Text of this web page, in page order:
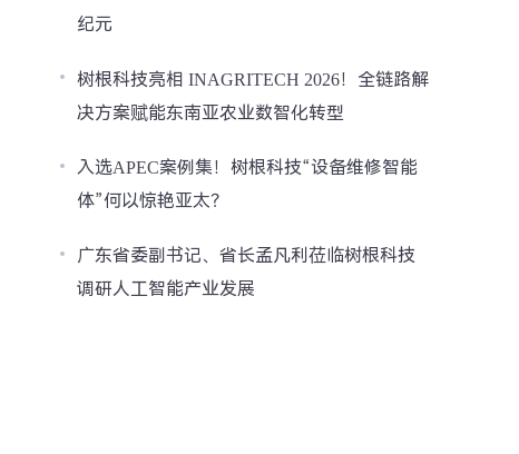
纪元
树根科技亮相 INAGRITECH 2026！全链路解
决方案赋能东南亚农业数智化转型
入选APEC案例集！树根科技“设备维修智能
体”何以惊艳亚太？
广东省委副书记、省长孟凡利莅临树根科技
调研人工智能产业发展